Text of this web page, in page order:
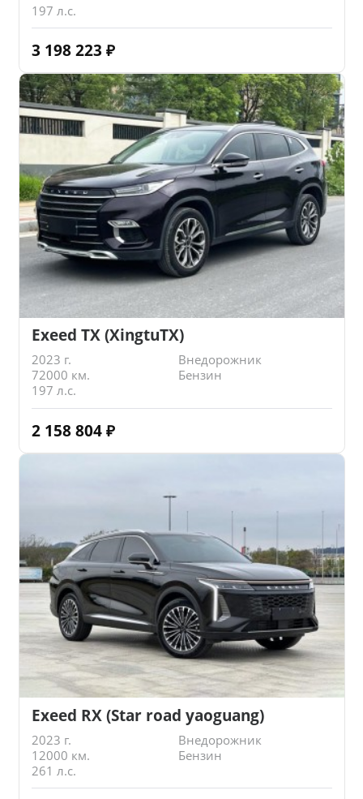
197 л.с.
3 198 223 ₽
Exeed TX (XingtuTX)
2023 г.
Внедорожник
72000 км.
Бензин
197 л.с.
2 158 804 ₽
Exeed RX (Star road yaoguang)
2023 г.
Внедорожник
12000 км.
Бензин
261 л.с.